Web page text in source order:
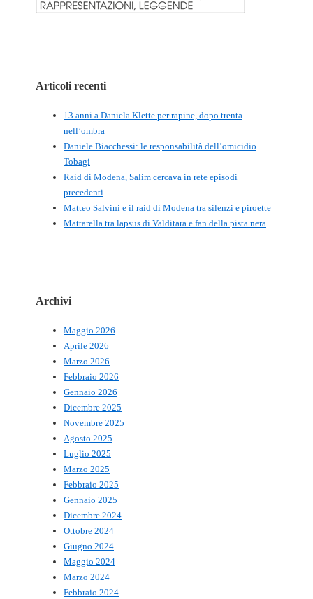
Articoli recenti
13 anni a Daniela Klette per rapine, dopo trenta
nell’ombra
Daniele Biacchessi: le responsabilità dell’omicidio
Tobagi
Raid di Modena, Salim cercava in rete episodi
precedenti
Matteo Salvini e il raid di Modena tra silenzi e piroette
Mattarella tra lapsus di Valditara e fan della pista nera
Archivi
Maggio 2026
Aprile 2026
Marzo 2026
Febbraio 2026
Gennaio 2026
Dicembre 2025
Novembre 2025
Agosto 2025
Luglio 2025
Marzo 2025
Febbraio 2025
Gennaio 2025
Dicembre 2024
Ottobre 2024
Giugno 2024
Maggio 2024
Marzo 2024
Febbraio 2024